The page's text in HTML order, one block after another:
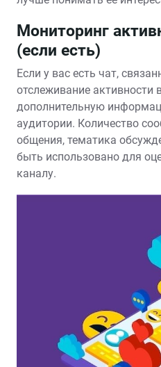
Мониторинг
(если есть)
Если у вас есть чат,
отслеживание активности
дополнительную
аудитории. Количество
общения, тематика
быть использовано для
каналу.